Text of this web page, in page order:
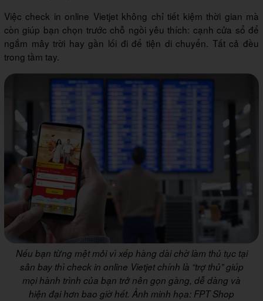
Việc check in online Vietjet không chỉ tiết kiệm thời gian mà
còn giúp bạn chọn trước chỗ ngồi yêu thích: cạnh cửa sổ để
ngắm mây trời hay gần lối đi để tiện di chuyển. Tất cả đều
trong tầm tay.
Nếu bạn từng mệt mỏi vì xếp hàng dài chờ làm thủ tục tại
sân bay thì check in online Vietjet chính là “trợ thủ” giúp
mọi hành trình của bạn trở nên gọn gàng, dễ dàng và
hiện đại hơn bao giờ hết. Ảnh minh họa: FPT Shop